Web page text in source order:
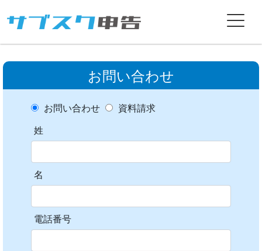
お問い合わせ
お問い合わせ 資料請求
姓
名
電話番号